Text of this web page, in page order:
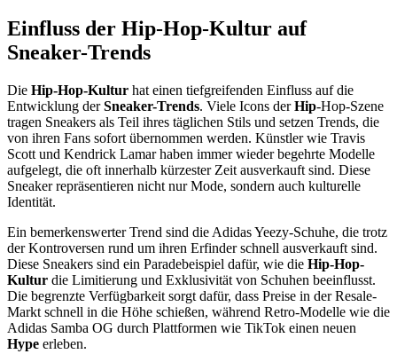
Einfluss der Hip-Hop-Kultur auf
Sneaker-Trends
Die Hip-Hop-Kultur hat einen tiefgreifenden Einfluss auf die
Entwicklung derSneaker-Trends. Viele Icons derHip-Hop-Szene
tragen Sneakers als Teil ihres täglichen Stils und setzen Trends, die
von ihren Fans sofort übernommen werden. Künstler wie Travis
Scott und Kendrick Lamar haben immer wieder begehrte Modelle
aufgelegt, die oft innerhalb kürzester Zeit ausverkauft sind. Diese
Sneaker repräsentieren nicht nur Mode, sondern auch kulturelle
Identität.
Ein bemerkenswerter Trend sind die Adidas Yeezy-Schuhe, die trotz
der Kontroversen rund um ihren Erfinder schnell ausverkauft sind.
Diese Sneakers sind ein Paradebeispiel dafür, wie die Hip-Hop-
Kultur die Limitierung und Exklusivität von Schuhen beeinflusst.
Die begrenzte Verfügbarkeit sorgt dafür, dass Preise in der Resale-
Markt schnell in die Höhe schießen, während Retro-Modelle wie die
Adidas Samba OG durch Plattformen wie TikTok einen neuen
Hype erleben.